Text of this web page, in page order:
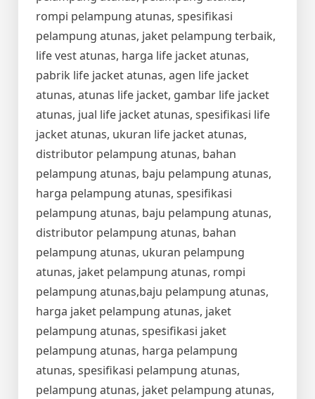
rompi pelampung atunas, spesifikasi
pelampung atunas, jaket pelampung terbaik,
life vest atunas, harga life jacket atunas,
pabrik life jacket atunas, agen life jacket
atunas, atunas life jacket, gambar life jacket
atunas, jual life jacket atunas, spesifikasi life
jacket atunas, ukuran life jacket atunas,
distributor pelampung atunas, bahan
pelampung atunas, baju pelampung atunas,
harga pelampung atunas, spesifikasi
pelampung atunas, baju pelampung atunas,
distributor pelampung atunas, bahan
pelampung atunas, ukuran pelampung
atunas, jaket pelampung atunas, rompi
pelampung atunas,baju pelampung atunas,
harga jaket pelampung atunas, jaket
pelampung atunas, spesifikasi jaket
pelampung atunas, harga pelampung
atunas, spesifikasi pelampung atunas,
pelampung atunas, jaket pelampung atunas,